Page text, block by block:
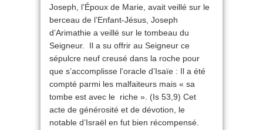
Joseph, l’Époux de Marie, avait veillé sur le
berceau de l’Enfant-Jésus, Joseph
d’Arimathie a veillé sur le tombeau du
Seigneur. Il a su offrir au Seigneur ce
sépulcre neuf creusé dans la roche pour
que s’accomplisse l’oracle d’Isaïe : Il a été
compté parmi les malfaiteurs mais « sa
tombe est avec le riche ». (Is 53,9) Cet
acte de générosité et de dévotion, le
notable d’Israël en fut bien récompensé.